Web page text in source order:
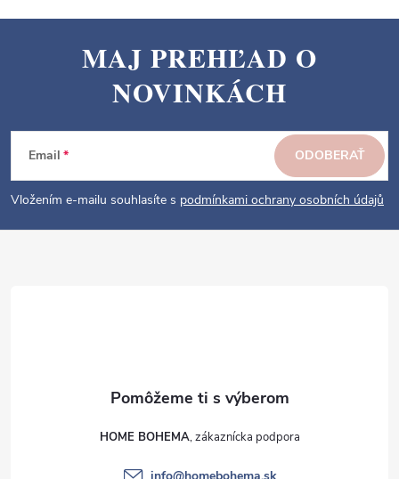
d
p
v
k
y
p
e
MAJ PREHĽAD O
NOVINKÁCH
Email
Vložením e-mailu souhlasíte s podmínkami ochrany osobních údajů
ODOBERAŤ
HOME BOHEMA
info@homebohema.sk